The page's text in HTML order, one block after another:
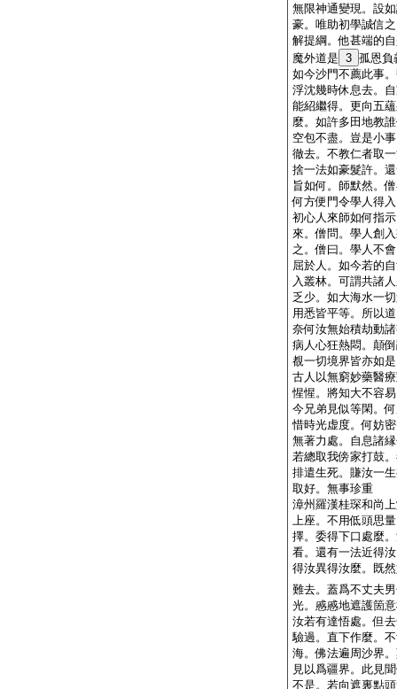
無限神通變現。設
豪。唯助初學誠信
解提綱。他甚端的
魔外道是 3 孤恩負
如今沙門不薦此事
浮沈幾時休息去。
能紹繼得。更向五
麼。如許多田地教
空包不盡。豈是小
徹去。不教仁者取
捨一法如豪髮許。
旨如何。師默然。
何方便門令學人得
初心人來師如何指
來。僧問。學人創
之。僧曰。學人不
屈於人。如今若的
入叢林。可謂共諸
乏少。如大海水一
用悉皆平等。所以
奈何汝無始積劫動
病人心狂熱悶。顛
覩一切境界皆亦如
古人以無窮妙藥醫
惺惺。將知大不容
今兄弟見似等閑。
惜時光虚度。何妨
無著力處。自息諸
若總取我傍家打鼓
排遣生死。賺汝一
取好。無事珍重
漳州羅漢桂琛和尚
上座。不用低頭思
擇。委得下口處麼
看。還有一法近得
得汝異得汝麼。既
難去。蓋爲不丈夫
光。慼慼地遮護箇
汝若有達悟處。但
驗過。直下作麼。
海。佛法遍周沙界
見以爲疆界。此見
不是。若向遮裏點